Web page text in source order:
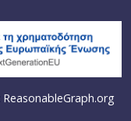
ReasonableGraph.org